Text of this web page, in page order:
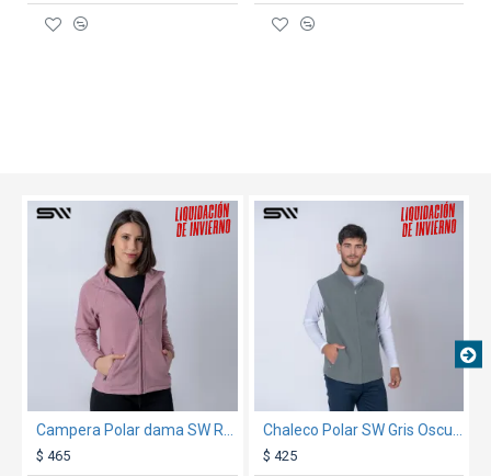
TEXTTRANSPARENTE SALE
$ 465
TEXTTRANSPARENTE SALE
$ 425